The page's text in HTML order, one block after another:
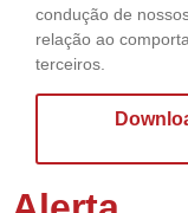
condução de
relação ao
terceiros.